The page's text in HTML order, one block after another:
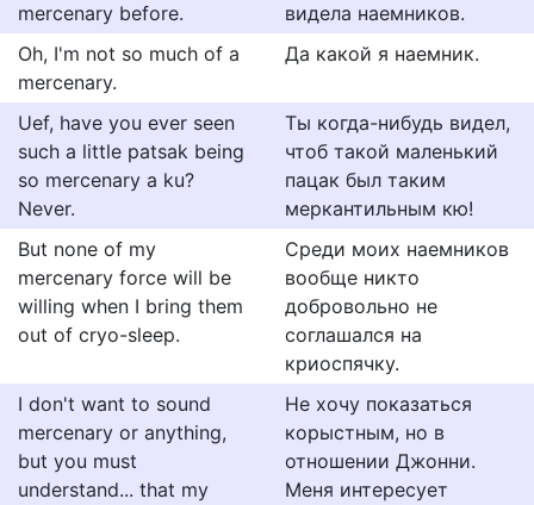
mercenary before.
видела наемников.
Oh, I'm not so much of a
mercenary.
Да какой я наемник.
Uef, have you ever seen
such a little patsak being
so mercenary a ku?
Never.
Ты когда-нибудь видел,
чтоб такой маленький
пацак был таким
меркантильным кю!
But none of my
mercenary force will be
willing when I bring them
out of cryo-sleep.
Среди моих наемников
вообще никто
добровольно не
соглашался на
криоспячку.
I don't want to sound
mercenary or anything,
but you must
understand... that my
Не хочу показаться
корыстным, но в
отношении Джонни.
Меня интересует